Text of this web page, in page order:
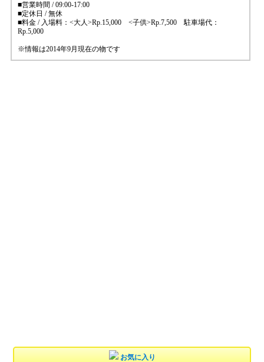
■営業時間 / 09:00-17:00
■定休日 / 無休
■料金 / 入場料：<大人>Rp.15,000 <子供>Rp.7,500 駐車場代：
Rp.5,000
※情報は2014年9月現在の物です
お気に入り